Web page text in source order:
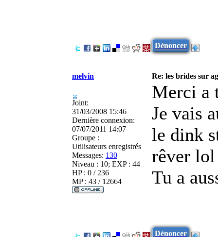
Dénoncer
melvin Re: les brides sur
Joint:
31/03/2008 15:46
Dernière connexion:
07/07/2011 14:07
Groupe :
Utilisateurs enregistrés
Messages: 130
Niveau : 10; EXP : 44
HP : 0 / 236
MP : 43 / 12664
Merci a
Je vais
le dink
rêver lol
Tu a
Dénoncer